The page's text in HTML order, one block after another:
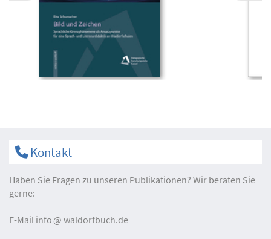
Kontakt
Haben Sie Fragen zu unseren Publikationen? Wir beraten Sie
gerne:
E-Mail info waldorfbuch.de